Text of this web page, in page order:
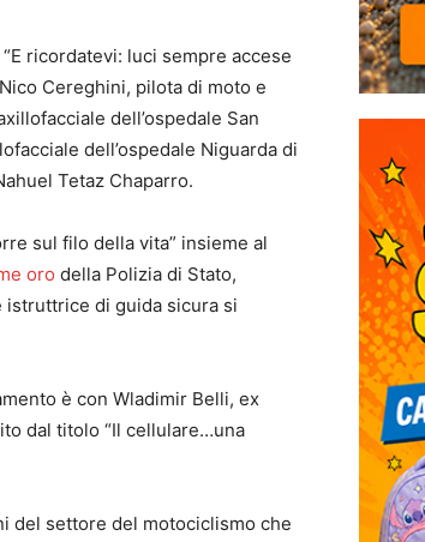
ricordatevi: luci sempre accese
Cereghini, pilota di moto e
dell’ospedale San
dell’ospedale Niguarda di
Tetaz Chaparro.
sul filo della vita” insieme al
oro della Polizia di Stato,
istruttrice di guida sicura si
è con Wladimir Belli, ex
dal titolo “Il cellulare…una
del settore del motociclismo che